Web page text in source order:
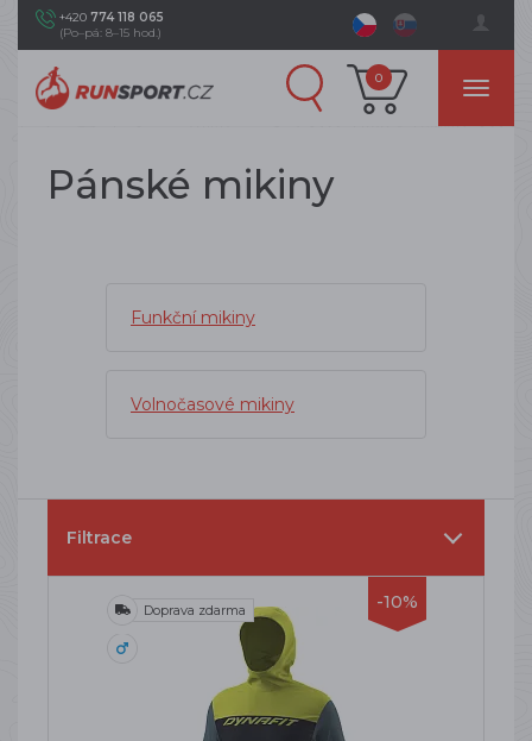
+420 774 118 065
(Po–pá: 8–15 hod.)
0
Pánské mikiny
Funkční mikiny
Volnočasové mikiny
Filtrace
-10%
Doprava zdarma